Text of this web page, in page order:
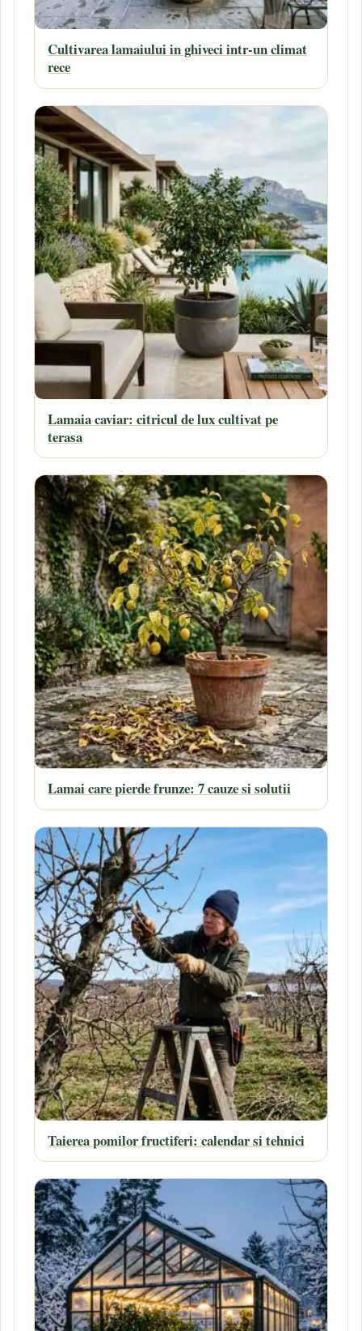
Cultivarea lamaiului in ghiveci intr-un climat
rece
Lamaia caviar: citricul de lux cultivat pe
terasa
Lamai care pierde frunze: 7 cauze si solutii
Taierea pomilor fructiferi: calendar si tehnici